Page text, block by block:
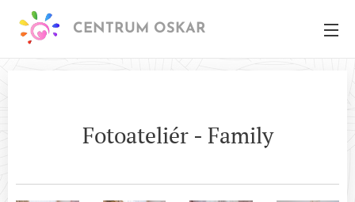
CENTRUM OSKAR
Fotoateliér - Family